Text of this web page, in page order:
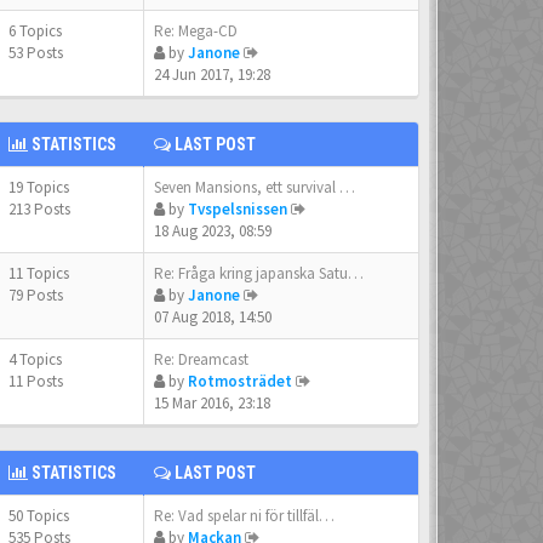
6 Topics
53 Posts
Re: Mega-CD
byJanone
24 Jun 2017, 19:28
STATISTICS LAST POST
19 Topics
213 Posts
Seven Mansions, ett survival …
by Tvspelsnissen
18 Aug 2023, 08:59
11 Topics
79 Posts
Re: Fråga kring japanska Satu…
byJanone
07 Aug 2018, 14:50
4 Topics
11 Posts
Re: Dreamcast
by Rotmosträdet
15 Mar 2016, 23:18
STATISTICS LAST POST
50 Topics
535 Posts
Re: Vad spelar ni för tillfäl…
by Mackan